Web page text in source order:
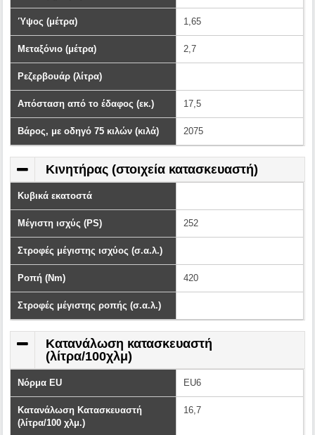
Ύψος (μέτρα) 1,65
Μεταξόνιο (μέτρα) 2,7
Ρεζερβουάρ (λίτρα)
Απόσταση από το έδαφος (εκ.) 17,5
Βάρος, με οδηγό 75 κιλών (κιλά) 2075
Κινητήρας (στοιχεία κατασκευαστή)
Κυβικά εκατοστά
Μέγιστη ισχύς (PS) 252
Στροφές μέγιστης ισχύος (σ.α.λ.)
Ροπή (Nm) 420
Στροφές μέγιστης ροπής (σ.α.λ.)
Κατανάλωση κατασκευαστή
(λίτρα/100χλμ)
Νόρμα EU EU6
Κατανάλωση Κατασκευαστή
(λίτρα/100 χλμ.)
16,7